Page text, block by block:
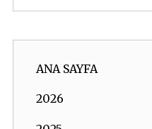
ANA SAYFA
2026